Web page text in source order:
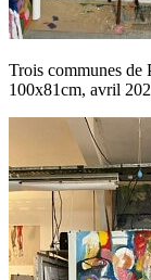
Trois communes de
100x81cm, avril